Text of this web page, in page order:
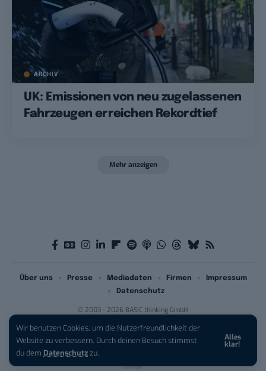
Wir benutzen Cookies, um die Nutzerfreundlichkeit der
Website zu verbessern. Durch deinen Besuch stimmst
du dem Datenschutzzu.
Alles
klar!
ARCHIV
UK: Emissionen von neu zugelassenen
Fahrzeugen erreichen Rekordtief
Mehr anzeigen
© 2003 - 2026 BASIC thinking GmbH
Über uns Presse Mediadaten Firmen
Impressum
Datenschutz
iPhone 17 Pro sichern:Für 1 € +
200 € Hardware-Bonus!
Anzeige